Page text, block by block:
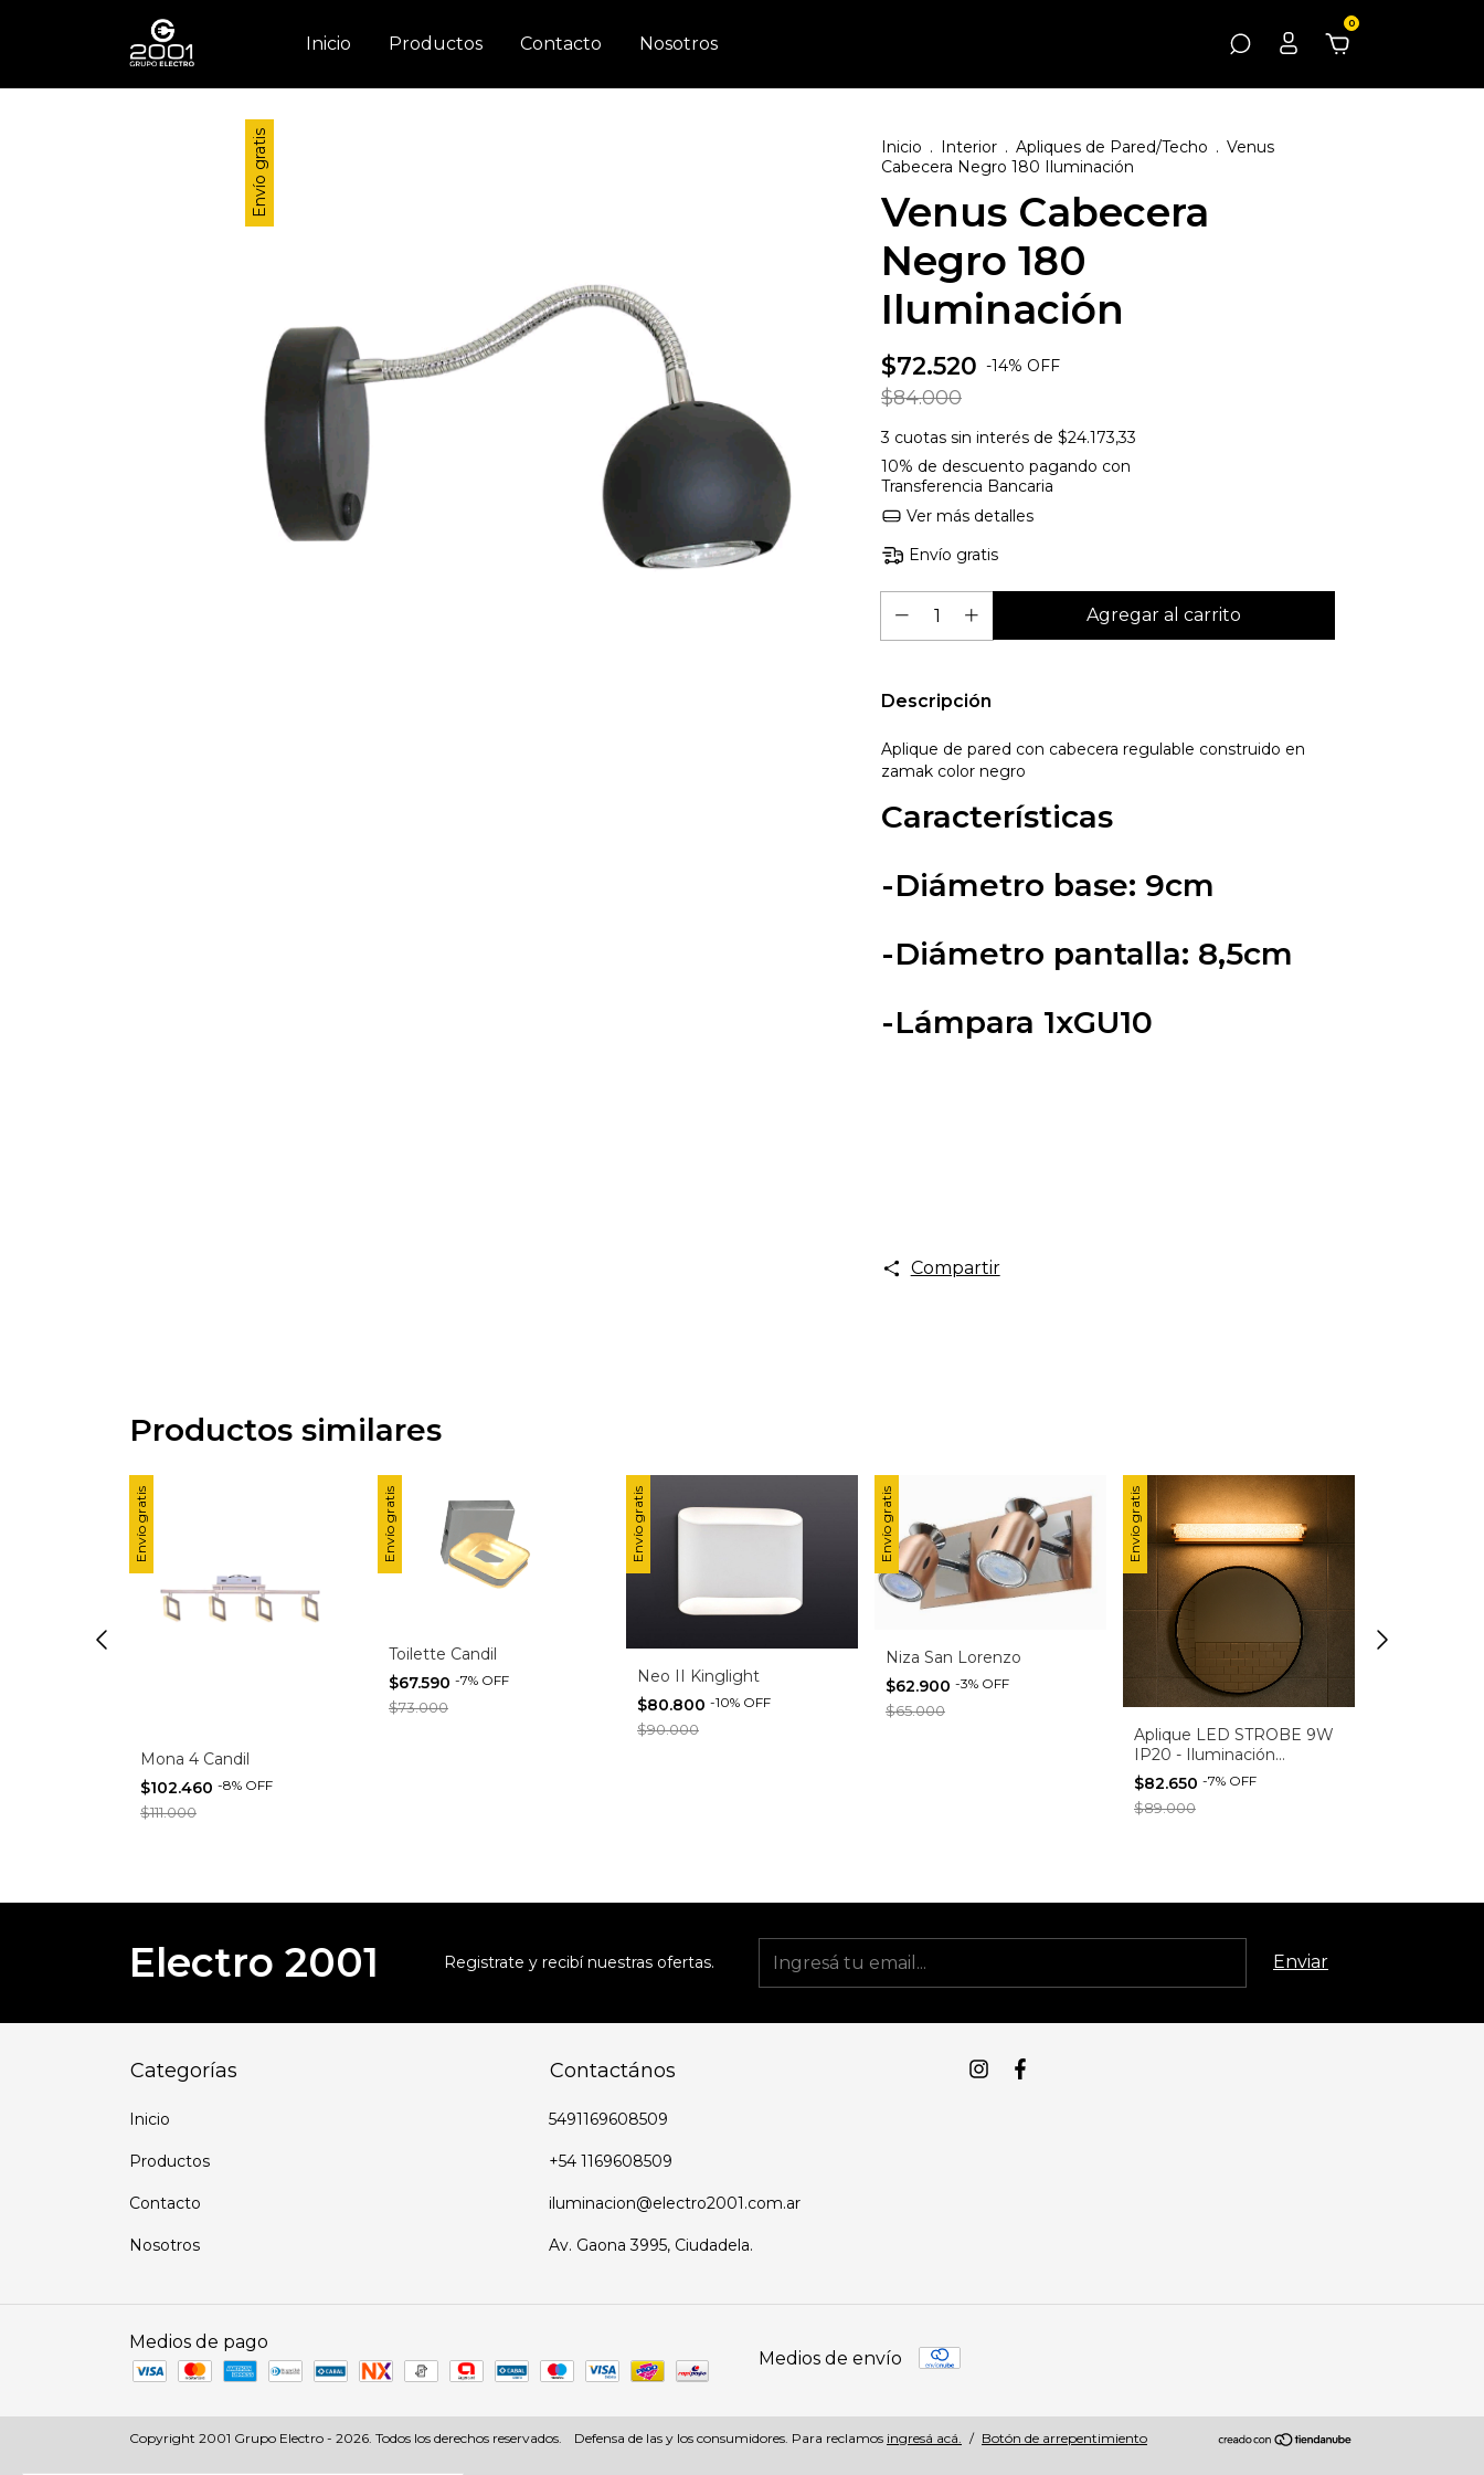
Inicio Productos Contacto Nosotros
0
Envío gratis Inicio . Interior . Apliques de Pared/Techo . Venus
Cabecera Negro 180 Iluminación
Venus Cabecera
Negro 180
Iluminación
$72.520 -14% OFF
$84.000
3 cuotas sin interés de $24.173,33
10% de descuento pagando con
Transferencia Bancaria
Ver más detalles
Envío gratis
Descripción
Aplique de pared con cabecera regulable construido en
zamak color negro
Características
-Diámetro base: 9cm
-Diámetro pantalla: 8,5cm
-Lámpara 1xGU10
Compartir
Productos similares
Envío gratis
Mona 4 Candil
$102.460 -8% OFF
$111.000
Envío gratis
Toilette Candil
$67.590 -7% OFF
$73.000
Envío gratis
Neo II Kinglight
$80.800 -10% OFF
$90.000
Envío gratis
Niza San Lorenzo
$62.900 -3% OFF
$65.000
Envío gratis
Aplique LED STROBE 9W
IP20 - Iluminación
Moderna para Baño o
Espejo
$82.650 -7% OFF
$89.000
Electro 2001 Registrate y recibí nuestras ofertas.
Categorías
Inicio
Productos
Contacto
Nosotros
Contactános
5491169608509
+54 1169608509
iluminacion@electro2001.com.ar
Av. Gaona 3995, Ciudadela.
Medios de pago
Medios de envío
Copyright 2001 Grupo Electro - 2026. Todos los derechos reservados. Defensa de las y los consumidores. Para reclamos ingresá acá. / Botón de arrepentimiento